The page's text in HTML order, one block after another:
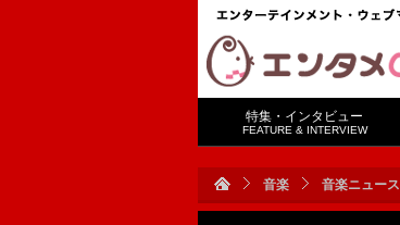
特集・インタビュー
FEATURE & INTERVIEW
音楽 音楽ニュース